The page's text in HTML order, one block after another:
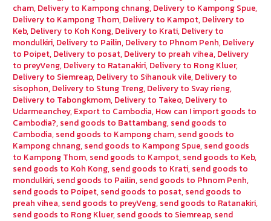
cham, Delivery to Kampong chnang, Delivery to Kampong Spue,
Delivery to Kampong Thom, Delivery to Kampot, Delivery to
Keb, Delivery to Koh Kong, Delivery to Krati, Delivery to
mondulkiri, Delivery to Pailin, Delivery to Phnom Penh, Delivery
to Poipet, Delivery to posat, Delivery to preah vihea, Delivery
to preyVeng, Delivery to Ratanakiri, Delivery to Rong Kluer,
Delivery to Siemreap, Delivery to Sihanouk vile, Delivery to
sisophon, Delivery to Stung Treng, Delivery to Svay rieng,
Delivery to Tabongkmom, Delivery to Takeo, Delivery to
Udarmeanchey, Export to Cambodia, How can I import goods to
Cambodia?, send goods to Battambang, send goods to
Cambodia, send goods to Kampong cham, send goods to
Kampong chnang, send goods to Kampong Spue, send goods
to Kampong Thom, send goods to Kampot, send goods to Keb,
send goods to Koh Kong, send goods to Krati, send goods to
mondulkiri, send goods to Pailin, send goods to Phnom Penh,
send goods to Poipet, send goods to posat, send goods to
preah vihea, send goods to preyVeng, send goods to Ratanakiri,
send goods to Rong Kluer, send goods to Siemreap, send